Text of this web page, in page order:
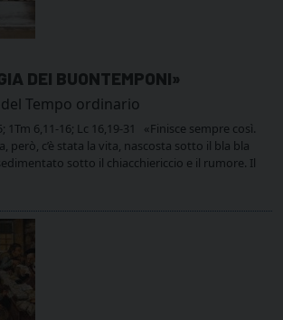
DEI BUONTEMPONI»
Tempo ordinario
1Tm 6,11-16; Lc 16,19-31 «Finisce sempre così.
però, c’è stata la vita, nascosta sotto il bla bla
sotto il chiacchiericcio e il rumore. Il